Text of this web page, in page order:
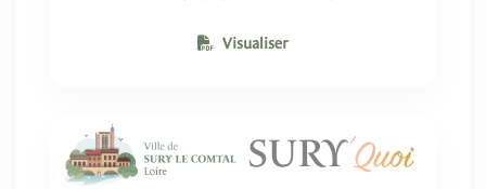
Visualiser